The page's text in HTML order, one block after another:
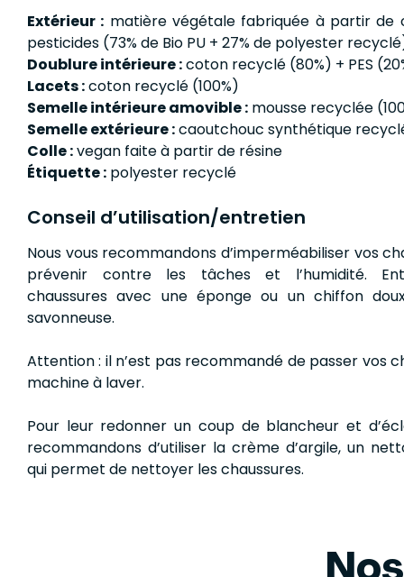
Extérieur : matière végétale fabriquée à partir de
pesticides (73% de Bio PU + 27% de polyester
Doublure intérieure :coton recyclé (80%) + PES
Lacets :coton recyclé (100%)
Semelle intérieure amovible : mousse recyclée
Semelle extérieure :caoutchouc synthétique
Colle :vegan faite à partir de résine
Étiquette : polyester recyclé
Conseil d’utilisation/entretien
Nous vous recommandons d’imperméabiliser vos
prévenir contre les tâches et l’humidité.
chaussures avec une éponge ou un chiffon
savonneuse.
Attention : il n’est pas recommandé de passer vos
machine à laver.
Pour leur redonner un coup de blancheur et
recommandons d’utiliser la crème d’argile, un
qui permet de nettoyer les chaussures.